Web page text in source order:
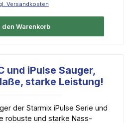
Versandkosten
den Warenkorb
und iPulse Sauger,
starke Leistung!
der Starmix iPulse Serie und
robuste und starke Nass-